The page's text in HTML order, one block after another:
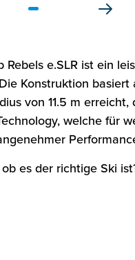
e.SLR ist ein
Konstruktion
von 11.5 m
welche für
es der richtige Ski